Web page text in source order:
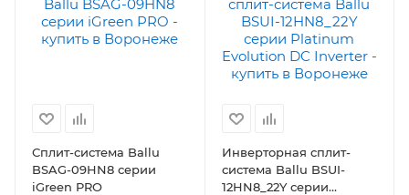
Сплит-система Ballu
BSAG-09HN8 серии
iGreen PRO
Инверторная сплит-
система Ballu BSUI-
12HN8_22Y серии